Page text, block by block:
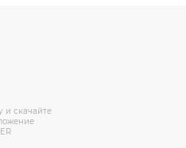
и скачайте